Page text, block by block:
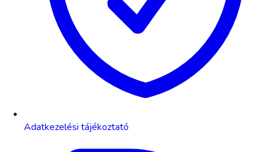
Adatkezelési tájékoztató